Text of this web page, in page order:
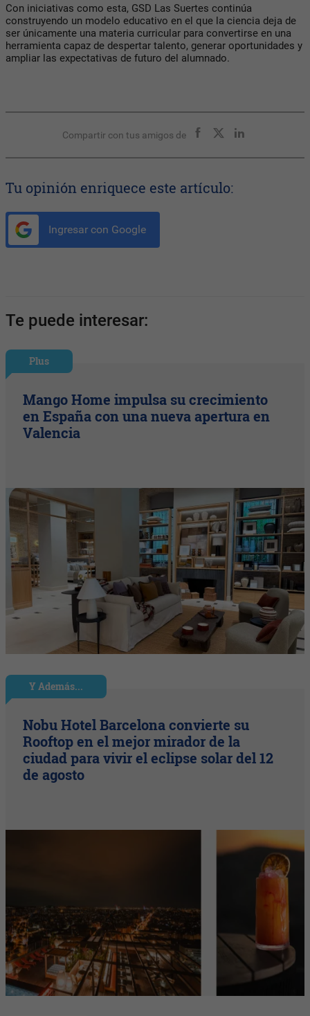
Con iniciativas como esta, GSD Las Suertes continúa
construyendo un modelo educativo en el que la ciencia deja de
ser únicamente una materia curricular para convertirse en una
herramienta capaz de despertar talento, generar oportunidades y
ampliar las expectativas de futuro del alumnado.
Compartir con tus amigos de
Tu opinión enriquece este artículo:
Ingresar con Google
Te puede interesar:
Plus
Mango Home impulsa su crecimiento
en España con una nueva apertura en
Valencia
Y Además...
Nobu Hotel Barcelona convierte su
Rooftop en el mejor mirador de la
ciudad para vivir el eclipse solar del 12
de agosto